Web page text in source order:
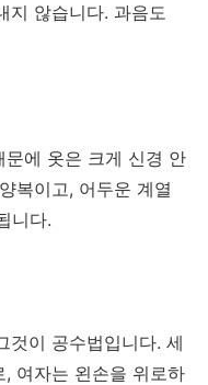
지 않습니다. 과음도
에 옷은 크게 신경 안
복이고, 어두운 계열
니다.
것이 공수법입니다. 세
여자는 왼손을 위로하